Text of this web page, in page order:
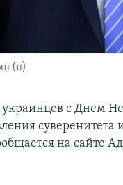
(п)
с Днем
суверенитета
на сайте